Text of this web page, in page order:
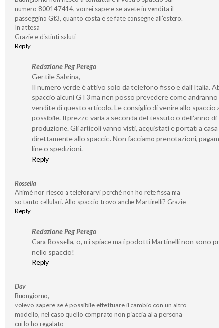
numero 800147414, vorrei sapere se avete in vendita il
passeggino Gt3, quanto costa e se fate consegne all’estero.
In attesa
Grazie e distinti saluti
Reply
Redazione Peg Perego
Gentile Sabrina,
Il numero verde è attivo solo da telefono fisso e dall’Italia.
spaccio alcuni GT3 ma non posso prevedere come andranno
vendite di questo articolo. Le consiglio di venire allo spaccio
possibile. Il prezzo varia a seconda del tessuto o dell’anno di
produzione. Gli articoli vanno visti, acquistati e portati a casa
direttamente allo spaccio. Non facciamo prenotazioni,
line o spedizioni.
Reply
Rossella
Ahimè non riesco a telefonarvi perché non ho rete fissa ma
soltanto cellulari. Allo spaccio trovo anche Martinelli? Grazie
Reply
Redazione Peg Perego
Cara Rossella, o, mi spiace ma i podotti Martinelli non sono
nello spaccio!
Reply
Dav
Buongiorno,
volevo sapere se è possibile effettuare il cambio con un altro
modello, nel caso quello comprato non piaccia alla persona
cui lo ho regalato